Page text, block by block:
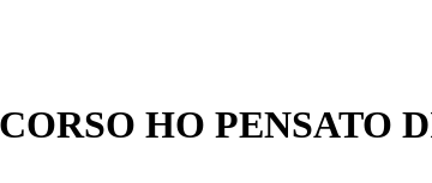
HO PENSATO